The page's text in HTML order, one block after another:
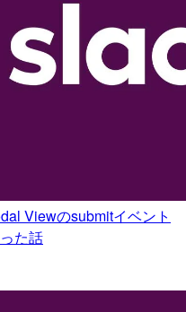
Viewのsubmitイベント
た話